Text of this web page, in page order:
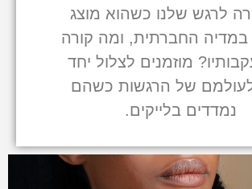
לרגש שלנו כשהוא מוצג
במדיה החברתית, ומה קורה
מוזמנים לצלול יחד
של הרגשות כשהם
נמדדים בלייקים.